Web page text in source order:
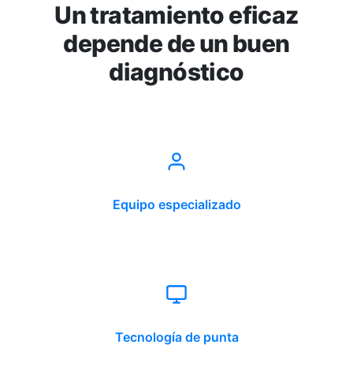
Un tratamiento eficaz
depende de un buen
diagnóstico
Equipo especializado
Tecnología de punta